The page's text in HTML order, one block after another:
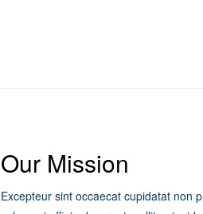
Our Mission
Excepteur sint occaecat cupidatat non